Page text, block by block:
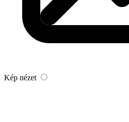
Kép nézet